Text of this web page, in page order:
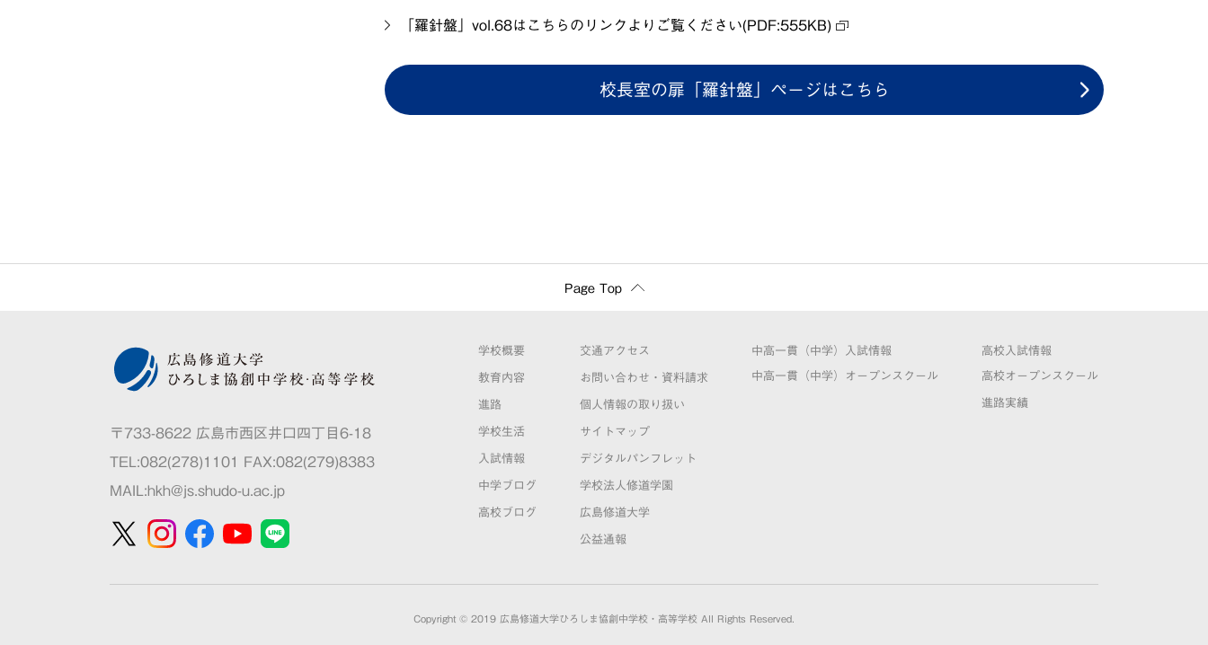
「羅針盤」vol.68はこちらのリンクよりご覧ください(PDF:555KB)
校長室の扉「羅針盤」ページはこちら
Page Top
〒733-8622 広島市西区井口四丁目6-18
TEL:082(278)1101 FAX:082(279)8383
MAIL:hkh@js.shudo-u.ac.jp
学校概要
教育内容
進路
学校生活
入試情報
中学ブログ
高校ブログ
交通アクセス
お問い合わせ・資料請求
個人情報の取り扱い
サイトマップ
デジタルパンフレット
学校法人修道学園
広島修道大学
公益通報
中高一貫（中学）入試情報
中高一貫（中学）オープンスクール
高校入試情報
高校オープンスクール
進路実績
Copyright © 2019 広島修道大学ひろしま協創中学校・高等学校 All Rights Reserved.